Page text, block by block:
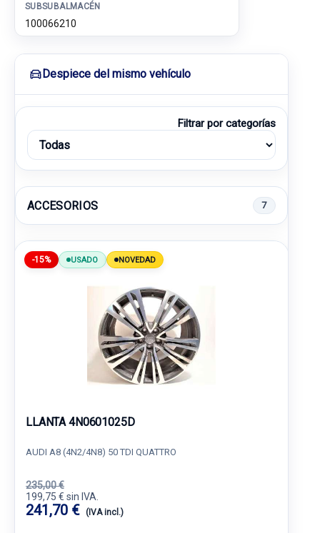
SUBSUBALMACÉN
100066210
Despiece del mismo vehículo
Filtrar por categorías
ACCESORIOS 7
-15% USADO NOVEDAD
LLANTA 4N0601025D
AUDI A8 (4N2/4N8) 50 TDI QUATTRO
235,00 €
199,75 € sin IVA.
241,70 € (IVA incl.)